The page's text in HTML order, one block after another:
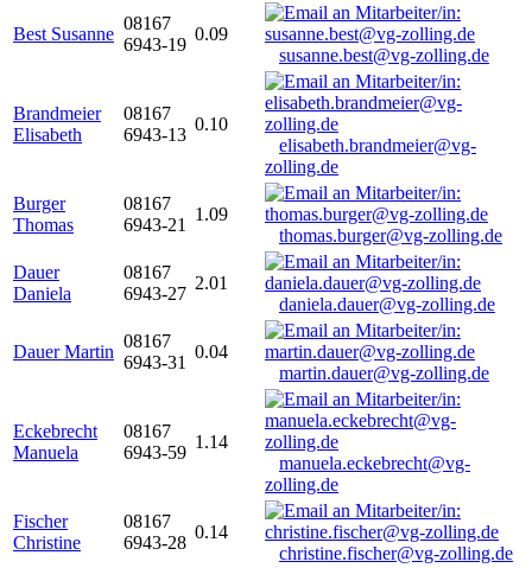
Best Susanne
08167
6943-19
0.09
susanne.best@vg-zolling.de
Brandmeier
Elisabeth
08167
6943-13
0.10
elisabeth.brandmeier@vg-
zolling.de
Burger
Thomas
08167
6943-21
1.09
thomas.burger@vg-zolling.de
Dauer
Daniela
08167
6943-27
2.01
daniela.dauer@vg-zolling.de
Dauer Martin
08167
6943-31
0.04
martin.dauer@vg-zolling.de
Eckebrecht
Manuela
08167
6943-59
1.14
manuela.eckebrecht@vg-
zolling.de
Fischer
Christine
08167
6943-28
0.14
christine.fischer@vg-zolling.de